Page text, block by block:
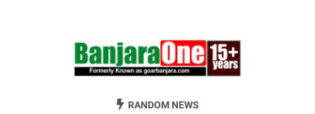
Welcome To
RANDOM NEWS